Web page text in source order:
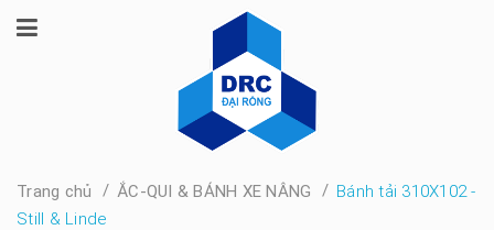
Trang chủ / ẮC-QUI & BÁNH XE NÂNG / Bánh tải 310X102 -
Still & Linde